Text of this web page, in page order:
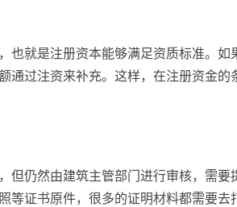
也就是注册资本能够满足资质标准。如
通过注资来补充。这样，在注册资金的
但仍然由建筑主管部门进行审核，需要
等证书原件，很多的证明材料都需要去